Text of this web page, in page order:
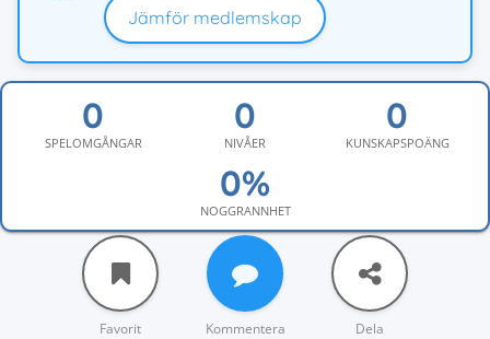
Jämför medlemskap
SPELOMGÅNGAR NIVÅER KUNSKAPSPOÄNG
NOGGRANNHET
Favorit Kommentera Dela